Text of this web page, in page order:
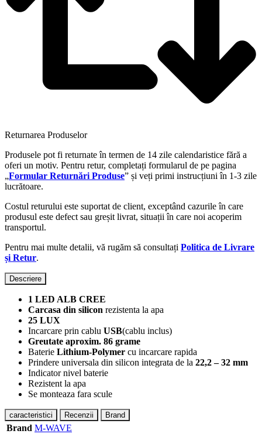
Returnarea Produselor
Produsele pot fi returnate în termen de 14 zile calendaristice fără a
oferi un motiv. Pentru retur, completați formularul de pe pagina
„Formular Returnări Produse” și veți primi instrucțiuni în 1-3 zile
lucrătoare.
Costul returului este suportat de client, exceptând cazurile în care
produsul este defect sau greșit livrat, situații în care noi acoperim
transportul.
Pentru mai multe detalii, vă rugăm să consultați Politica de Livrare
și Retur.
Descriere
1 LED ALB CREE
Carcasa din silicon rezistenta la apa
25 LUX
Incarcare prin cablu USB(cablu inclus)
Greutate aproxim. 86 grame
Baterie Lithium-Polymer cu incarcare rapida
Prindere universala din silicon integrata de la 22,2 – 32 mm
Indicator nivel baterie
Rezistent la apa
Se monteaza fara scule
caracteristici Recenzii Brand
Brand M-WAVE